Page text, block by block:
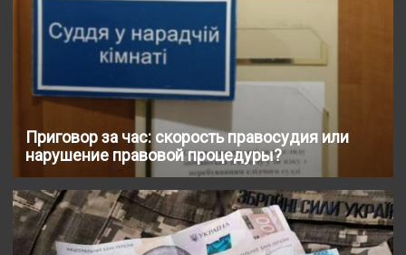
Приговор за час: скорость правосудия или
нарушение правовой процедуры?